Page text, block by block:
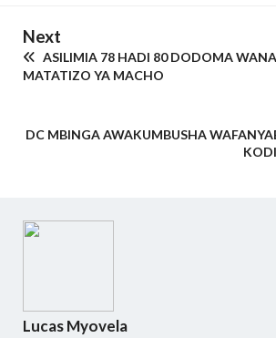
Next
ASILIMIA 78 HADI 80 DODOMA
MATATIZO YA MACHO
DC MBINGA AWAKUMBUSHA
Lucas Myovela